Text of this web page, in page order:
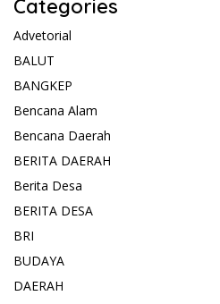
Categories
Advetorial
BALUT
BANGKEP
Bencana Alam
Bencana Daerah
BERITA DAERAH
Berita Desa
BERITA DESA
BRI
BUDAYA
DAERAH